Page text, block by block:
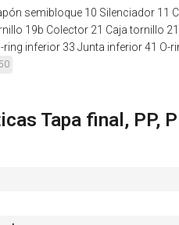
semibloque 10 Silenciador
19b Colector 21 Caja tornillo
inferior 33 Junta inferior 41 O-
Tapa final, PP,